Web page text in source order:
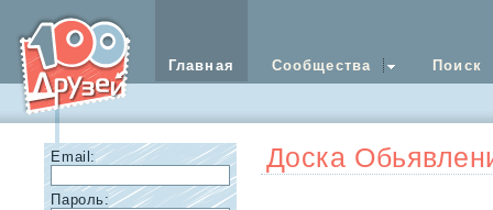
Главная Сообщества Поиск
Доска
Email:
Пароль: